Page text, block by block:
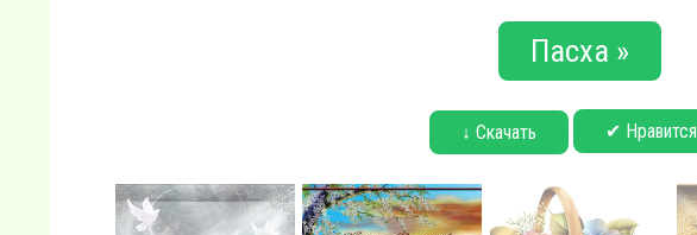
Пасха »
↓ Скачать ✔ Нравится